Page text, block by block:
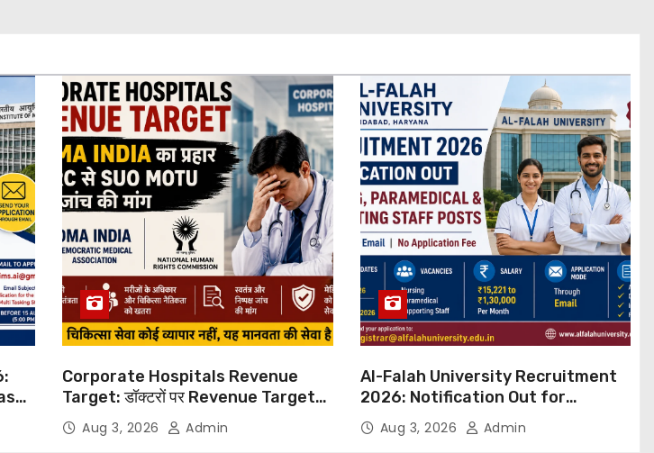
Corporate Hospitals Revenue
Target: डॉक्टरों पर Revenue Targets
थोपने के खिलाफ DMA India का बड़ा कदम,
NHRC से Suo Motu जांच की मांग
Aug 3, 2026 Admin
Al-Falah University Recruitment
2026: Notification Out for
Nursing, Paramedical &
Supporting Staff Posts, Apply
Aug 3, 2026 Admin